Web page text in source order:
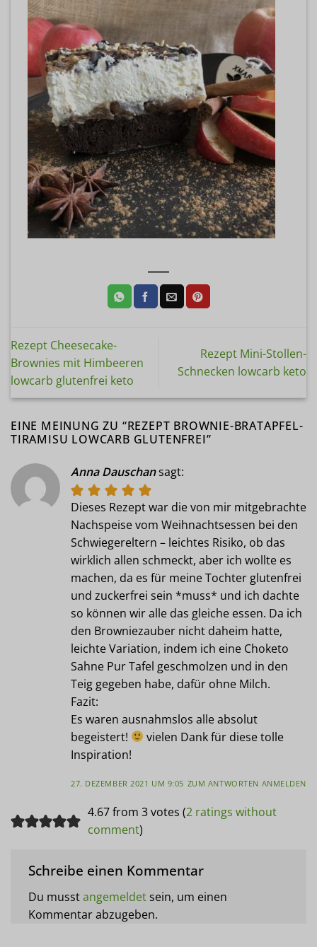
Rezept Cheesecake-
Brownies mit Himbeeren
lowcarb glutenfrei keto
Rezept Mini-Stollen-
Schnecken lowcarb keto
EINE MEINUNG ZU “REZEPT BROWNIE-BRATAPFEL-
TIRAMISU LOWCARB GLUTENFREI”
Anna Dauschansagt:
Dieses Rezept war die von mir mitgebrachte
Nachspeise vom Weihnachtsessen bei den
Schwiegereltern – leichtes Risiko, ob das
wirklich allen schmeckt, aber ich wollte es
machen, da es für meine Tochter glutenfrei
und zuckerfrei sein *muss* und ich dachte
so können wir alle das gleiche essen. Da ich
den Browniezauber nicht daheim hatte,
leichte Variation, indem ich eine Choketo
Sahne Pur Tafel geschmolzen und in den
Teig gegeben habe, dafür ohne Milch.
Fazit:
Es waren ausnahmslos alle absolut
begeistert!
vielen Dank für diese tolle
Inspiration!
27. DEZEMBER 2021 UM 9:05 ZUM ANTWORTEN ANMELDEN
4.67 from 3 votes (2 ratings without
comment)
Schreibe einen Kommentar
Du musstangemeldetsein, um einen
Kommentar abzugeben.